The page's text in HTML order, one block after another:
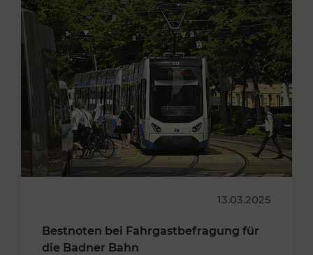
13.03.2025
Bestnoten bei Fahrgastbefragung für
die Badner Bahn